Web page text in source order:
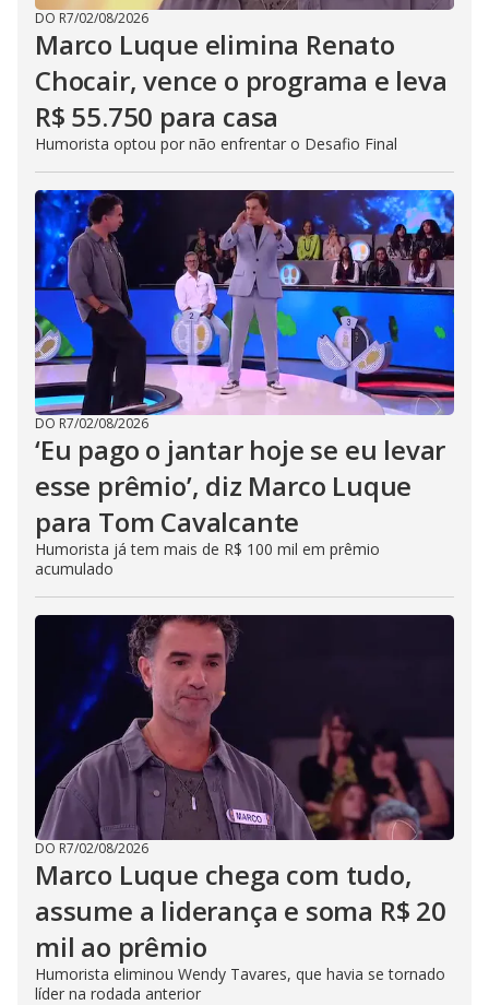
DO R7/02/08/2026
Marco Luque elimina Renato
Chocair, vence o programa e leva
R$ 55.750 para casa
Humorista optou por não enfrentar o Desafio Final
DO R7/02/08/2026
‘Eu pago o jantar hoje se eu levar
esse prêmio’, diz Marco Luque
para Tom Cavalcante
Humorista já tem mais de R$ 100 mil em prêmio
acumulado
DO R7/02/08/2026
Marco Luque chega com tudo,
assume a liderança e soma R$ 20
mil ao prêmio
Humorista eliminou Wendy Tavares, que havia se tornado
líder na rodada anterior